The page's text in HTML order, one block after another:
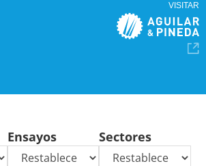
VISITAR
Ensayos Sectores